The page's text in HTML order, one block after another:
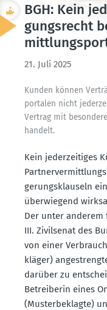
BGH: Kein
gungs­recht
21. Juli 2025
Kunden können
por­talen nicht
Vertrag mit
handelt.
Kein jeder­zei­tiges
ge­rungs­klauseln
überwiegend
Der unter anderem
III. Zivil­senat des
von einer
kläger)
darüber zu
Betrei­berin eines
(Muster­be­klagte)